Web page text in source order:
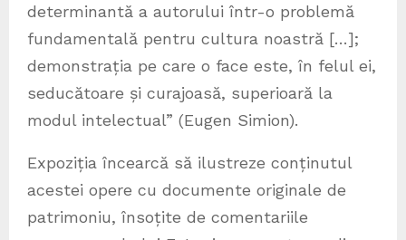
determinantă a autorului într-o problemă
fundamentală pentru cultura noastră […];
demonstrația pe care o face este, în felul ei,
seducătoare și curajoasă, superioară la
modul intelectual” (Eugen Simion).
Expoziția încearcă să ilustreze conținutul
acestei opere cu documente originale de
patrimoniu, însoțite de comentariile